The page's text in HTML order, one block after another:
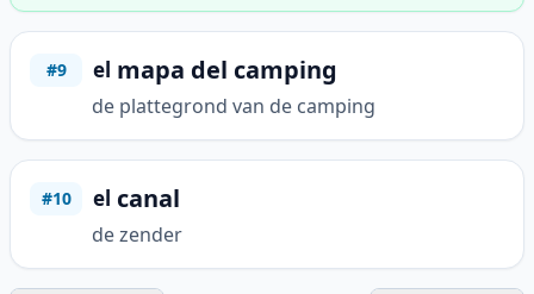
#9 el mapa del camping
de plattegrond van de camping
#10 el canal
de zender